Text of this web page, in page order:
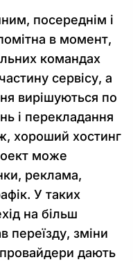
посереднім і
в момент,
командах
сервісу, а
вирішуються по
і перекладання
хороший хостинг
може
реклама,
У таких
на більш
переїзду, зміни
провайдери дають